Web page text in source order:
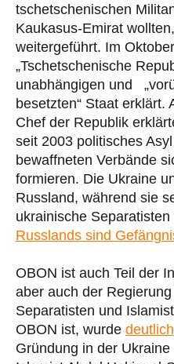
tschetschenischen
Kaukasus-Emirat
weitergeführt. Im
„Tschetschenische
unabhängigen und
besetzten“ Staat erklärt.
Chef der Republik
seit 2003 politisches
bewaffneten Verbände
formieren. Die Ukraine
Russland, während sie
ukrainische Separatisten
Russlands sind
OBON ist auch Teil der
aber auch der
Separatisten und
OBON ist, wurde deutlich
Gründung in der